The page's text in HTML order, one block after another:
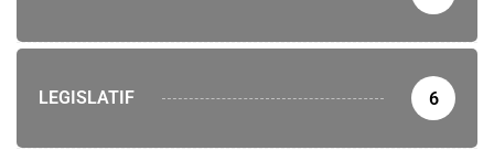
LEGISLATIF 6